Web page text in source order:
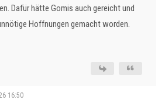
Dafür hätte Gomis auch gereicht und
Hoffnungen gemacht worden.
16:50